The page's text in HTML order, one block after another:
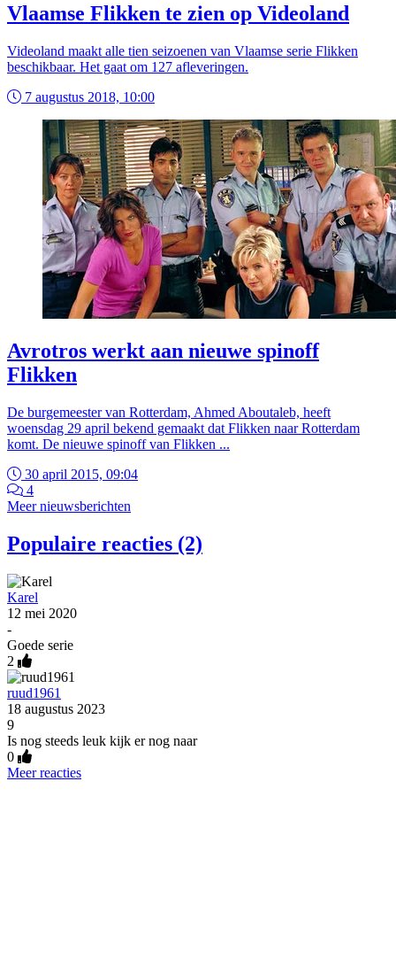
Vlaamse Flikken te zien op Videoland
Videoland maakt alle tien seizoenen van Vlaamse serie Flikken
beschikbaar. Het gaat om 127 afleveringen.
7 augustus 2018, 10:00
Avrotros werkt aan nieuwe spinoff
Flikken
De burgemeester van Rotterdam, Ahmed Aboutaleb, heeft
woensdag 29 april bekend gemaakt dat Flikken naar Rotterdam
komt. De nieuwe spinoff van Flikken ...
30 april 2015, 09:04
4
Meer nieuwsberichten
Populaire reacties (2)
Karel
12 mei 2020
-
Goede serie
2
ruud1961
18 augustus 2023
9
Is nog steeds leuk kijk er nog naar
0
Meer reacties